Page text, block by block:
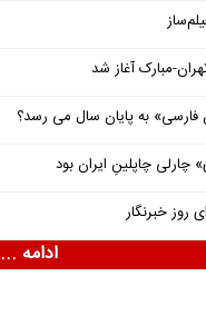
مبارک آغاز شد
به پایان سال می رسد؟
چاپلینِ ایران بود
روز خبرنگار
ادامه ...